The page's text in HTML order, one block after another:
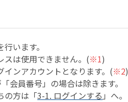
います。
スは使用できません。(※1)
ンアカウントとなります。(※2)
会員番号」の場合は除きます。
の方は「3-1. ログインする 」へ。